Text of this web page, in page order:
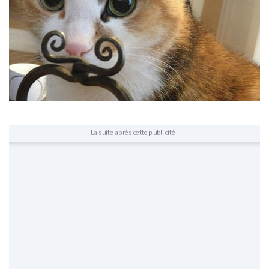
La suite après cette publicité